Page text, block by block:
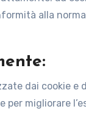
alla
:
dai cookie e
migliorare